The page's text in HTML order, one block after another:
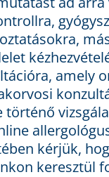
amely
történő
kérjük,
keresztül